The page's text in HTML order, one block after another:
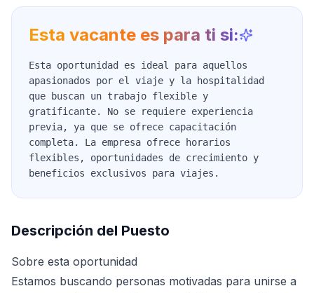
Esta vacante es para ti si:
Esta oportunidad es ideal para aquellos
apasionados por el viaje y la hospitalidad
que buscan un trabajo flexible y
gratificante. No se requiere experiencia
previa, ya que se ofrece capacitación
completa. La empresa ofrece horarios
flexibles, oportunidades de crecimiento y
beneficios exclusivos para viajes.
Descripción del Puesto
Sobre esta oportunidad
Estamos buscando personas motivadas para unirse a